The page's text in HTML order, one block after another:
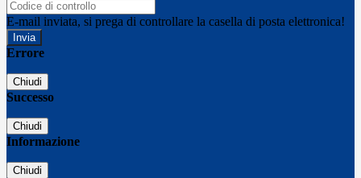
E-mail inviata, si prega di controllare la casella di posta elettronica!
Errore
Chiudi
Successo
Chiudi
Informazione
Chiudi